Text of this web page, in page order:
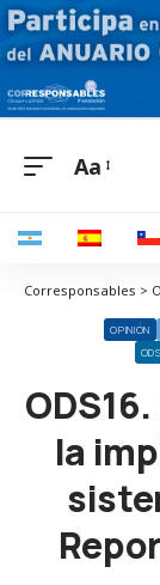
Aa
OPINIÓN
la